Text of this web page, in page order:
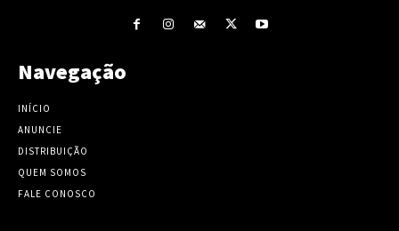
Navegação
INÍCIO
ANUNCIE
DISTRIBUIÇÃO
QUEM SOMOS
FALE CONOSCO